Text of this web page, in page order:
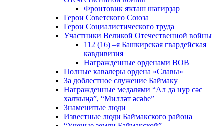
Фронтовик яҡташ шағирҙар
Герои Советского Союза
Герои Социалистического труда
Участники Великой Отечественной войны
112 (16) –я Башкирская гвардейская
кавдивизия
Награжденные орденами ВОВ
Полные кавалеры ордена «Славы»
За доблестное служение Баймаку
Награжденные медалями “Ал да нур сәс
халҡыңа”, “Милләт әсәһе”
Знаменитые люди
Известные люди Баймакского района